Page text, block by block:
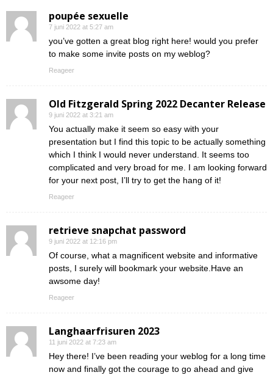
poupée sexuelle
7 juni 2022 at 5:27 am
you’ve gotten a great blog right here! would you prefer
to make some invite posts on my weblog?
Reageer
Old Fitzgerald Spring 2022 Decanter Release
9 juni 2022 at 3:21 am
You actually make it seem so easy with your
presentation but I find this topic to be actually something
which I think I would never understand. It seems too
complicated and very broad for me. I am looking forward
for your next post, I’ll try to get the hang of it!
Reageer
retrieve snapchat password
9 juni 2022 at 12:16 pm
Of course, what a magnificent website and informative
posts, I surely will bookmark your website.Have an
awsome day!
Reageer
Langhaarfrisuren 2023
11 juni 2022 at 7:23 am
Hey there! I’ve been reading your weblog for a long time
now and finally got the courage to go ahead and give